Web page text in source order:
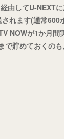
経由してU-NEXT
れます(通常600
NOWが1か月間
貯めておくのも